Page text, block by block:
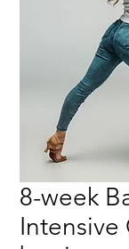
8-week
Intensive